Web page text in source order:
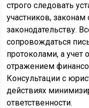
строго следовать
участников,
законодательству.
сопровождаться
протоколами, а учет
отражением
Консультации с
действиях
ответственности.